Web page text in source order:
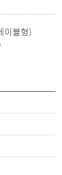
이블형)